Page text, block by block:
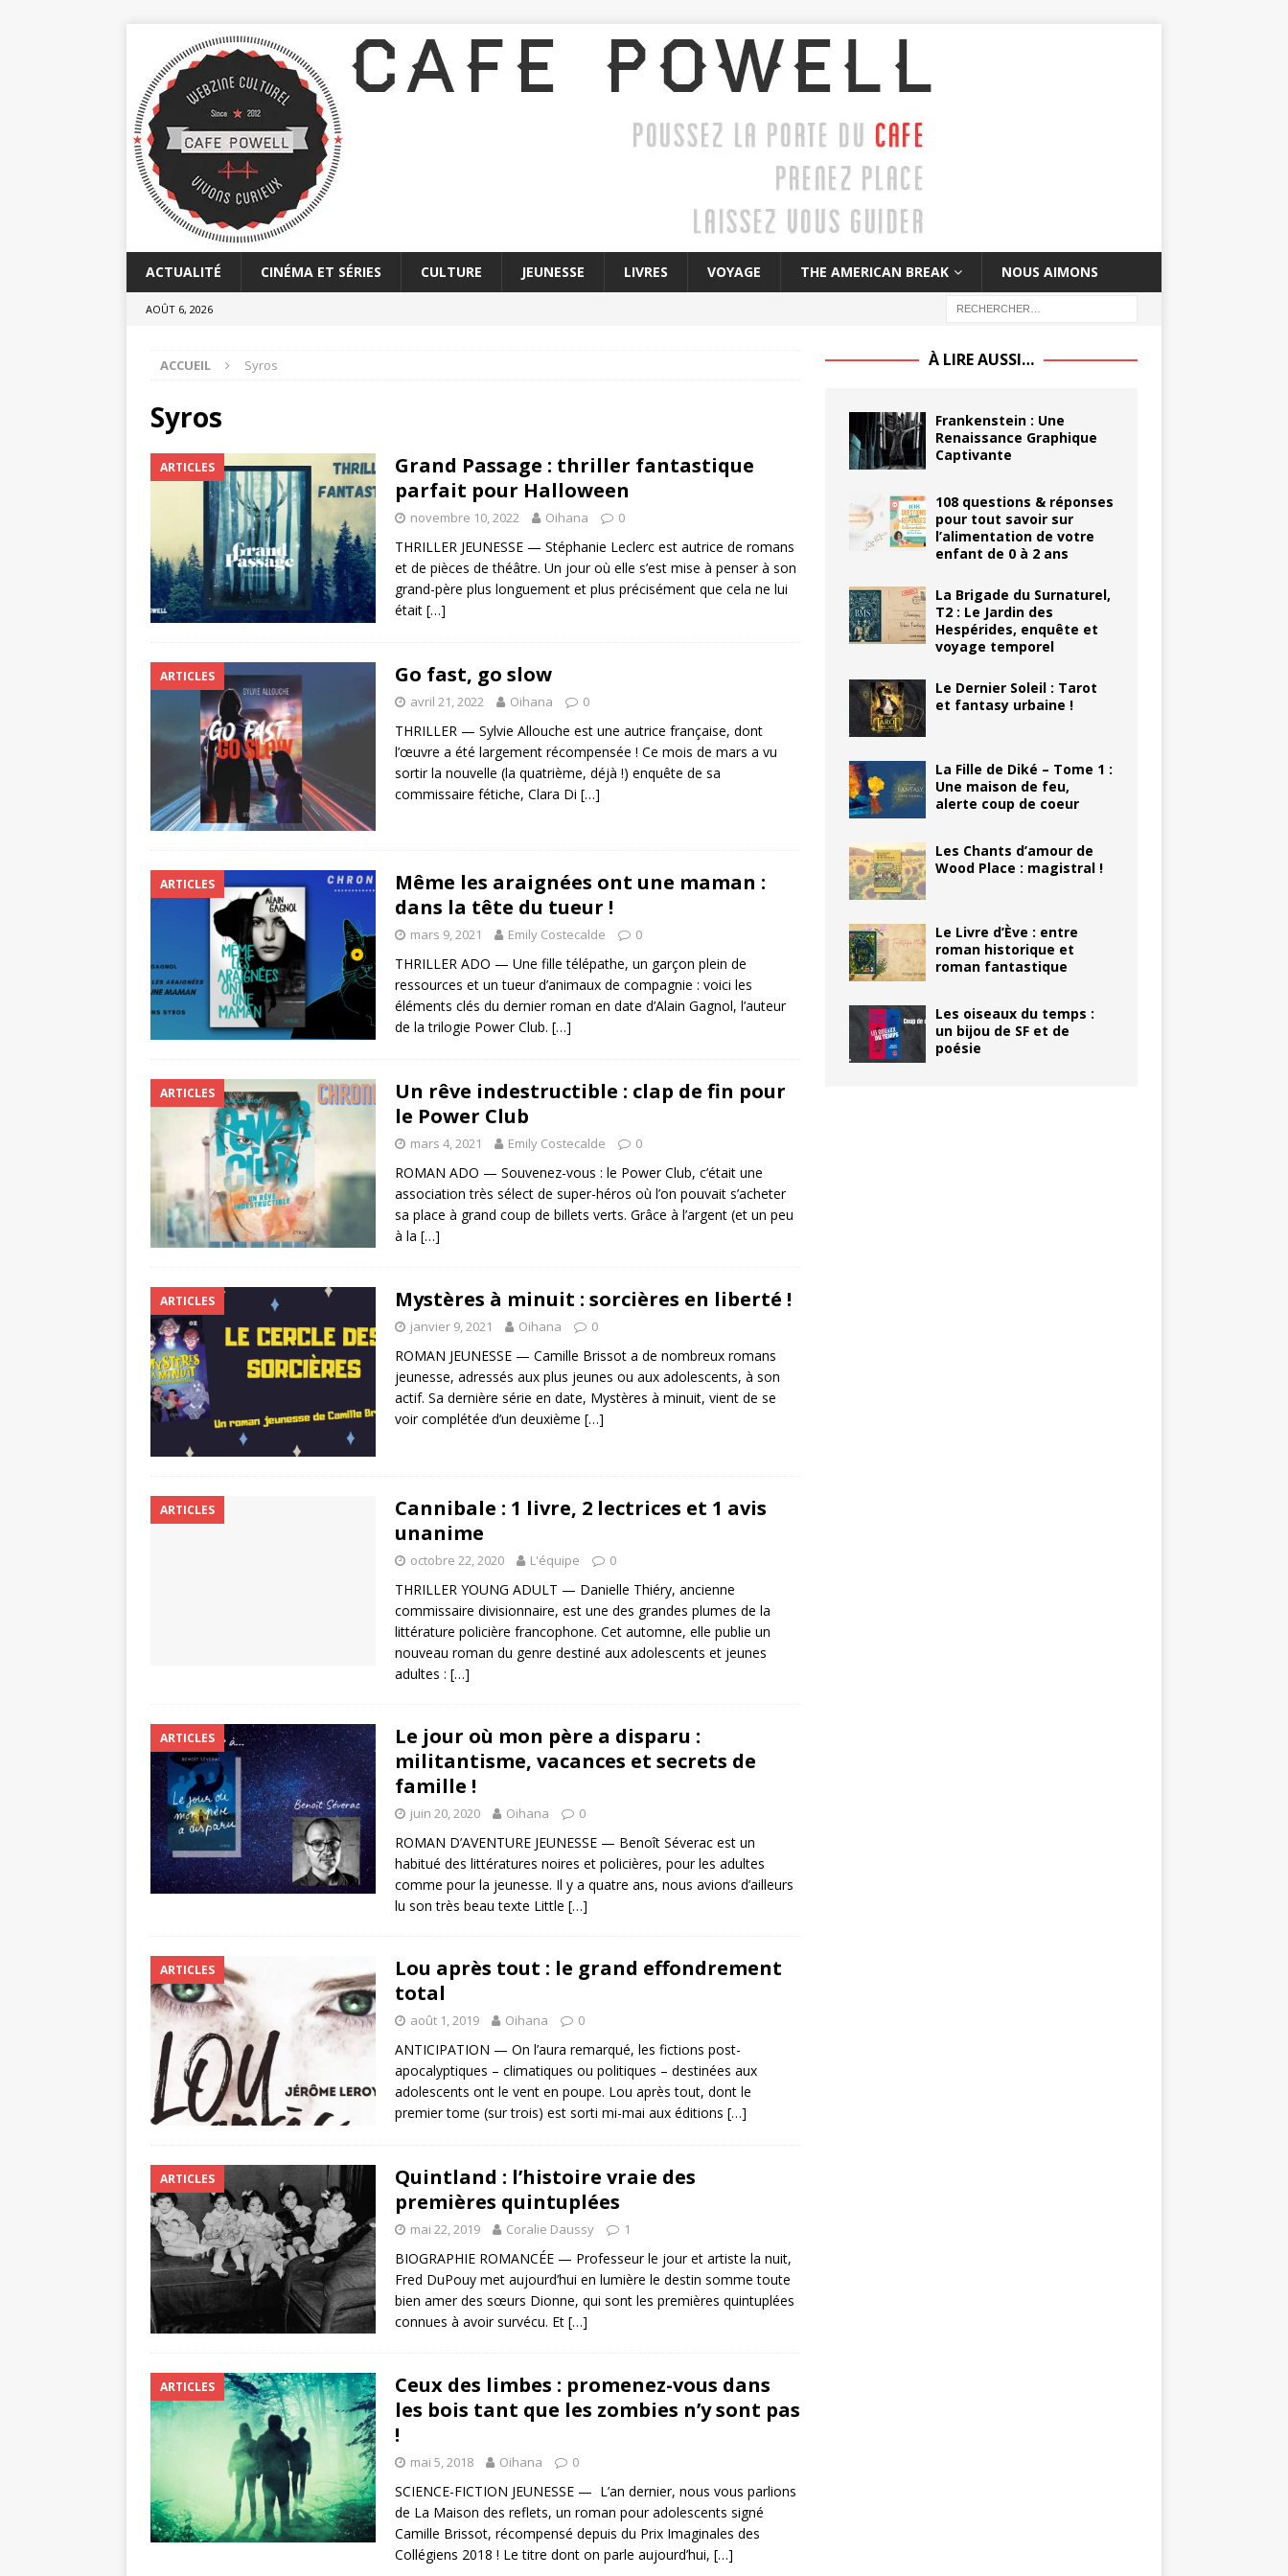
ACTUALITÉ CINÉMA ET SÉRIES CULTURE JEUNESSE LIVRES VOYAGE THE AMERICAN BREAK NOUS AIMONS
AOÛT 6, 2026
ACCUEIL Syros
Syros
ARTICLES
Grand Passage : thriller fantastique
parfait pour Halloween
novembre 10, 2022 Oihana 0
THRILLER JEUNESSE — Stéphanie Leclerc est autrice de romans
et de pièces de théâtre. Un jour où elle s’est mise à penser à son
grand-père plus longuement et plus précisément que cela ne lui
était […]
ARTICLES Go fast, go slow
avril 21, 2022 Oihana 0
THRILLER — Sylvie Allouche est une autrice française, dont
l’œuvre a été largement récompensée ! Ce mois de mars a vu
sortir la nouvelle (la quatrième, déjà !) enquête de sa
commissaire fétiche, Clara Di […]
ARTICLES
Même les araignées ont une maman :
dans la tête du tueur !
mars 9, 2021 Emily Costecalde 0
THRILLER ADO — Une fille télépathe, un garçon plein de
ressources et un tueur d’animaux de compagnie : voici les
éléments clés du dernier roman en date d’Alain Gagnol, l’auteur
de la trilogie Power Club. […]
ARTICLES
Un rêve indestructible : clap de fin pour
le Power Club
mars 4, 2021 Emily Costecalde 0
ROMAN ADO — Souvenez-vous : le Power Club, c’était une
association très sélect de super-héros où l’on pouvait s’acheter
sa place à grand coup de billets verts. Grâce à l’argent (et un peu
à la […]
ARTICLES Mystères à minuit : sorcières en liberté !
janvier 9, 2021 Oihana 0
ROMAN JEUNESSE — Camille Brissot a de nombreux romans
jeunesse, adressés aux plus jeunes ou aux adolescents, à son
actif. Sa dernière série en date, Mystères à minuit, vient de se
voir complétée d’un deuxième […]
ARTICLES
Cannibale : 1 livre, 2 lectrices et 1 avis
unanime
octobre 22, 2020 L'équipe 0
THRILLER YOUNG ADULT — Danielle Thiéry, ancienne
commissaire divisionnaire, est une des grandes plumes de la
littérature policière francophone. Cet automne, elle publie un
nouveau roman du genre destiné aux adolescents et jeunes
adultes : […]
ARTICLES
Le jour où mon père a disparu :
militantisme, vacances et secrets de
famille !
juin 20, 2020 Oihana 0
ROMAN D’AVENTURE JEUNESSE — Benoît Séverac est un
habitué des littératures noires et policières, pour les adultes
comme pour la jeunesse. Il y a quatre ans, nous avions d’ailleurs
lu son très beau texte Little […]
ARTICLES
Lou après tout : le grand effondrement
total
août 1, 2019 Oihana 0
ANTICIPATION — On l’aura remarqué, les fictions post-
apocalyptiques – climatiques ou politiques – destinées aux
adolescents ont le vent en poupe. Lou après tout, dont le
premier tome (sur trois) est sorti mi-mai aux éditions […]
ARTICLES
Quintland : l’histoire vraie des
premières quintuplées
mai 22, 2019 Coralie Daussy 1
BIOGRAPHIE ROMANCÉE — Professeur le jour et artiste la nuit,
Fred DuPouy met aujourd’hui en lumière le destin somme toute
bien amer des sœurs Dionne, qui sont les premières quintuplées
connues à avoir survécu. Et […]
ARTICLES
Ceux des limbes : promenez-vous dans
les bois tant que les zombies n’y sont pas
!
mai 5, 2018 Oihana 0
SCIENCE-FICTION JEUNESSE — L’an dernier, nous vous parlions
de La Maison des reflets, un roman pour adolescents signé
Camille Brissot, récompensé depuis du Prix Imaginales des
Collégiens 2018 ! Le titre dont on parle aujourd’hui, […]
À LIRE AUSSI…
Frankenstein : Une
Renaissance Graphique
Captivante
108 questions & réponses
pour tout savoir sur
l’alimentation de votre
enfant de 0 à 2 ans
La Brigade du Surnaturel,
T2 : Le Jardin des
Hespérides, enquête et
voyage temporel
Le Dernier Soleil : Tarot
et fantasy urbaine !
La Fille de Diké – Tome 1 :
Une maison de feu,
alerte coup de coeur
Les Chants d’amour de
Wood Place : magistral !
Le Livre d’Ève : entre
roman historique et
roman fantastique
Les oiseaux du temps :
un bijou de SF et de
poésie